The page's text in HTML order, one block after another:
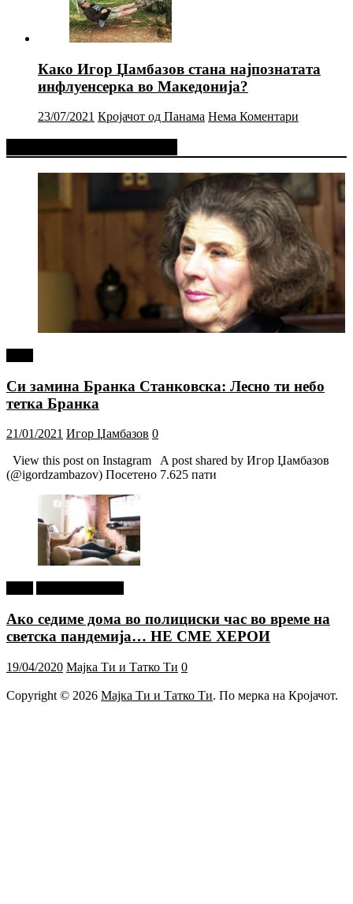
Како Игор Џамбазов стана најпознатата
инфлуенсерка во Македонија?
23/07/2021 Кројачот од Панама Нема Коментари
Си замина Бранка Станковска: Лесно ти небо
тетка Бранка
21/01/2021 Игор Џамбазов 0
View this post on Instagram A post shared by Игор Џамбазов
(@igordzambazov) Посетено 7.625 пати
Ако седиме дома во полициски час во време на
светска пандемија… НЕ СМЕ ХЕРОИ
19/04/2020 Мајка Ти и Татко Ти 0
Copyright © 2026 Мајка Ти и Татко Ти. По мерка на Кројачот.